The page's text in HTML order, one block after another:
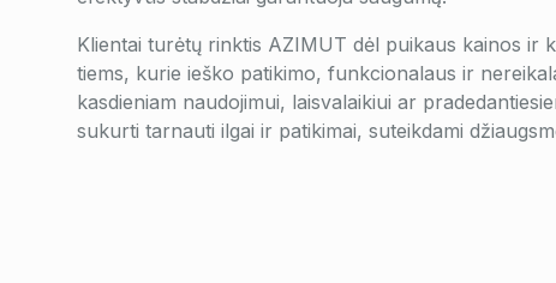
Klientai turėtų rinktis AZIMUT dėl puikaus kainos ir
tiems, kurie ieško patikimo, funkcionalaus ir
kasdieniam naudojimui, laisvalaikiui ar
sukurti tarnauti ilgai ir patikimai, suteikdami